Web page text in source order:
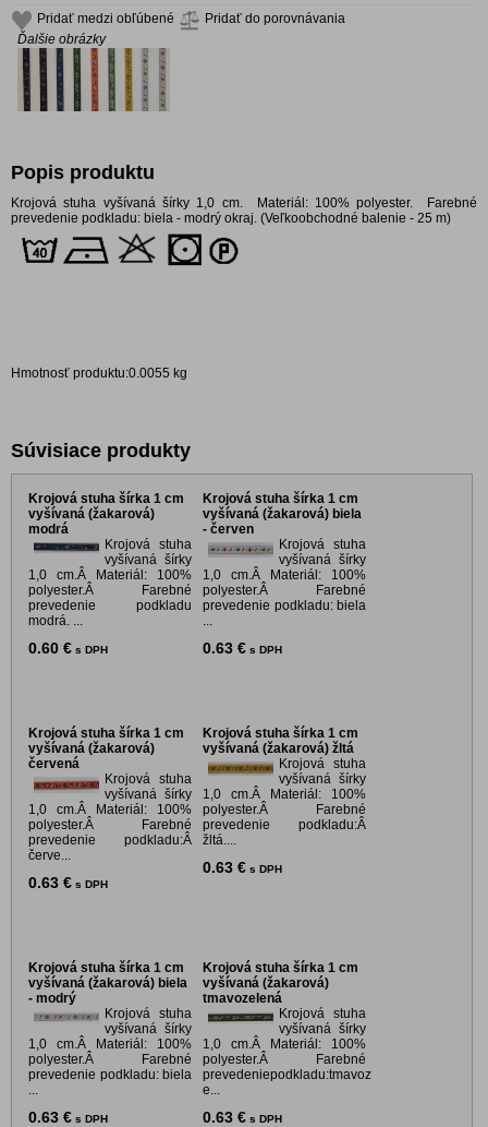
Pridať medzi obľúbené
Pridať do porovnávania
Ďalšie obrázky
Popis produktu
Krojová stuha vyšívaná šírky 1,0 cm. Materiál: 100% polyester. Farebné
prevedenie podkladu: biela - modrý okraj. (Veľkoobchodné balenie - 25 m)
Hmotnosť produktu:0.0055 kg
Súvisiace produkty
Krojová stuha šírka 1 cm
vyšívaná (žakarová)
modrá
Krojová stuha
vyšívaná šírky
1,0 cm.Â Materiál: 100%
polyester.Â Farebné
prevedenie podkladu
modrá. ...
0.60 € s DPH
Krojová stuha šírka 1 cm
vyšívaná (žakarová) biela
- červen
Krojová stuha
vyšívaná šírky
1,0 cm.Â Materiál: 100%
polyester.Â Farebné
prevedenie podkladu: biela
...
0.63 € s DPH
Krojová stuha šírka 1 cm
vyšívaná (žakarová)
červená
Krojová stuha
vyšívaná šírky
1,0 cm.Â Materiál: 100%
polyester.Â Farebné
prevedenie podkladu:Â
červe...
0.63 € s DPH
Krojová stuha šírka 1 cm
vyšívaná (žakarová) žltá
Krojová stuha
vyšívaná šírky
1,0 cm.Â Materiál: 100%
polyester.Â Farebné
prevedenie podkladu:Â
žltá....
0.63 € s DPH
Krojová stuha šírka 1 cm
vyšívaná (žakarová) biela
- modrý
Krojová stuha
vyšívaná šírky
1,0 cm.Â Materiál: 100%
polyester.Â Farebné
prevedenie podkladu: biela
...
0.63 € s DPH
Krojová stuha šírka 1 cm
vyšívaná (žakarová)
tmavozelená
Krojová stuha
vyšívaná šírky
1,0 cm.Â Materiál: 100%
polyester.Â Farebné
prevedeniepodkladu:tmavoz
e...
0.63 € s DPH